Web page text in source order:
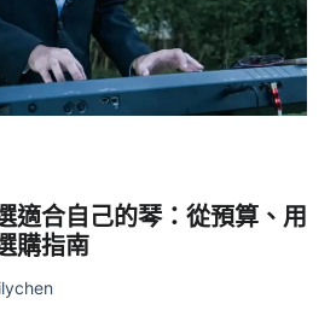
適合自己的琴：從預算、用
購指南